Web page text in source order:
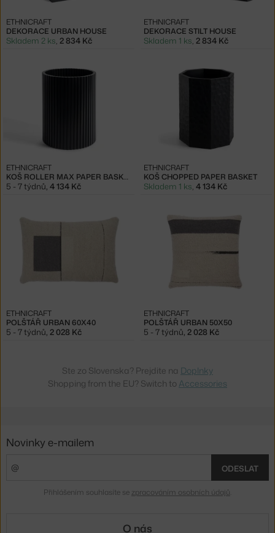
DEKORACE URBAN HOUSE
ETHNICRAFT
Skladem 2 ks, 2 834 Kč
DEKORACE STILT HOUSE
ETHNICRAFT
Skladem 1 ks, 2 834 Kč
KOŠ ROLLER MAX PAPER BASKET
ETHNICRAFT
5 - 7 týdnů, 4 134 Kč
KOŠ CHOPPED PAPER BASKET
ETHNICRAFT
Skladem 1 ks, 4 134 Kč
POLŠTÁŘ URBAN 60X40
ETHNICRAFT
5 - 7 týdnů, 2 028 Kč
POLŠTÁŘ URBAN 50X50
ETHNICRAFT
5 - 7 týdnů, 2 028 Kč
Ste zo Slovenska? Prejdite na Doplnky
Shopping from the EU? Switch to Accessories
Novinky e-mailem
ODESLAT
Přihlášením souhlasíte se zpracováním osobních údajů
O nás